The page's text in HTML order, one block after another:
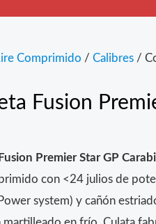
Comprimido / Calibres /
Fusion
Premier Star GP
con <24 julios de
system) y cañón